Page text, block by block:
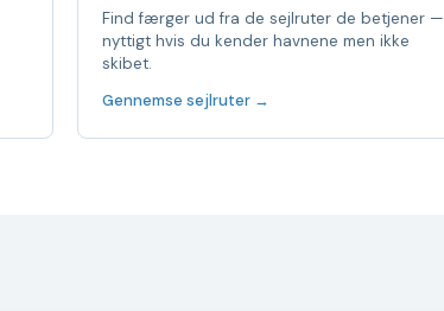
Find færger ud fra de sejlruter de betjener —
nyttigt hvis du kender havnene men ikke
skibet.
Gennemse sejlruter →